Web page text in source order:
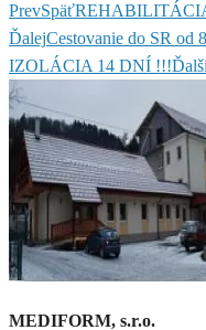
PrevSpäť
ĎalejCestovanie do SR
IZOLÁCIA 14 DNÍ !!!
MEDIFORM, s.r.o.